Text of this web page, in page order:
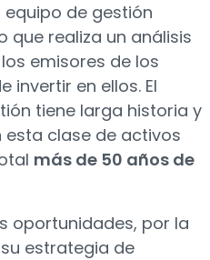
de gestión
que realiza un análisis
emisores de los
invertir en ellos. El
tiene larga historia y
esta clase de activos
más de 50 años de
oportunidades, por la
estrategia de